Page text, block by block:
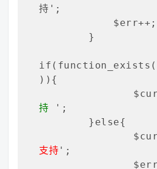
持';
)){
持 ';
支持 ';